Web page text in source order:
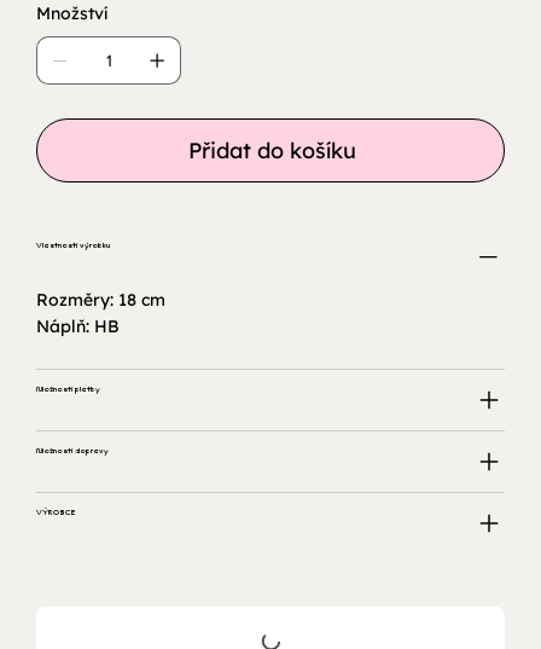
Množství
Přidat do košíku
Vlastnosti výrobku
Rozměry: 18 cm
Náplň: HB
Možnosti platby
Možnosti dopravy
VÝROBCE